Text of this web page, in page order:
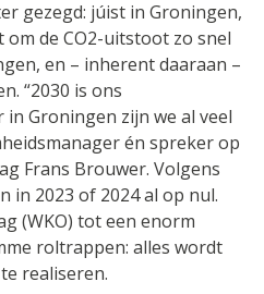
gezegd: júist in Groningen,
de CO2-uitstoot zo snel
en – inherent daaraan –
“2030 is ons
Groningen zijn we al veel
én spreker op
Frans Brouwer. Volgens
in 2023 of 2024 al op nul.
(WKO) tot een enorm
roltrappen: alles wordt
realiseren.